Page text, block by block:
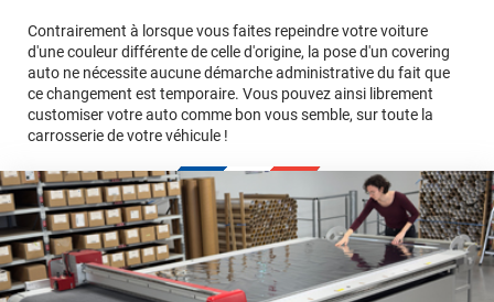
Contrairement à lorsque vous faites repeindre votre voiture
d'une couleur différente de celle d'origine, la pose d'un covering
auto ne nécessite aucune démarche administrative du fait que
ce changement est temporaire. Vous pouvez ainsi librement
customiser votre auto comme bon vous semble, sur toute la
carrosserie de votre véhicule !
Multipliez ce résultat par 3.
conseillers
commerciaux
Le covering peut s'enlever à tout moment
Le covering revient moins cher
calculateur